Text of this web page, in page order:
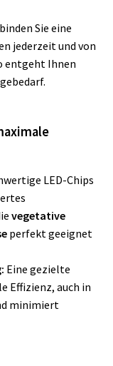
Sie eine
jederzeit und von
entgeht Ihnen
LED-Chips
vegetative
perfekt geeignet
Eine gezielte
Effizienz, auch in
minimiert